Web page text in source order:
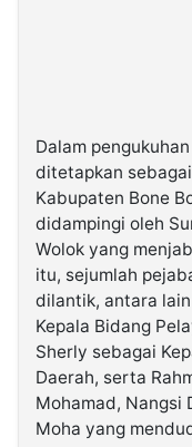
Dalam
ditetapkan
Kabupaten Bone
didampingi oleh
Wolok yang
itu, sejumlah
dilantik, antara
Kepala Bidang
Sherly sebagai
Daerah, serta
Mohamad, Nangsi
Moha yang